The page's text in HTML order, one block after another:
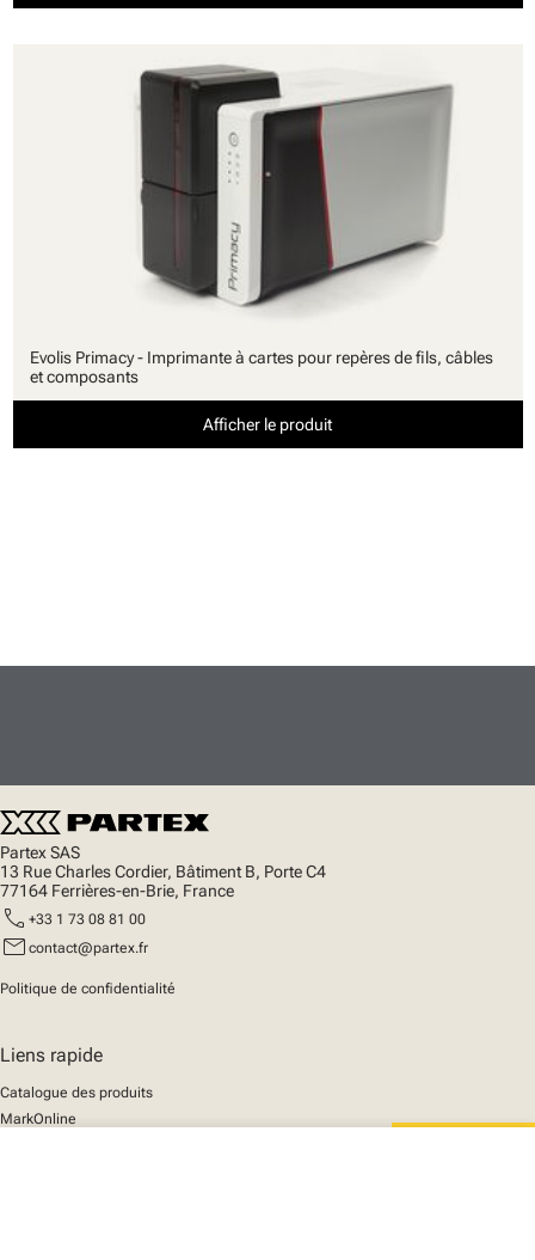
Evolis Primacy - Imprimante à cartes pour repères de fils, câbles
et composants
Afficher le produit
Partex SAS
13 Rue Charles Cordier, Bâtiment B, Porte C4
77164 Ferrières-en-Brie, France
call +33 1 73 08 81 00
mail contact@partex.fr
Politique de confidentialité
Liens rapide
Catalogue des produits
MarkOnline